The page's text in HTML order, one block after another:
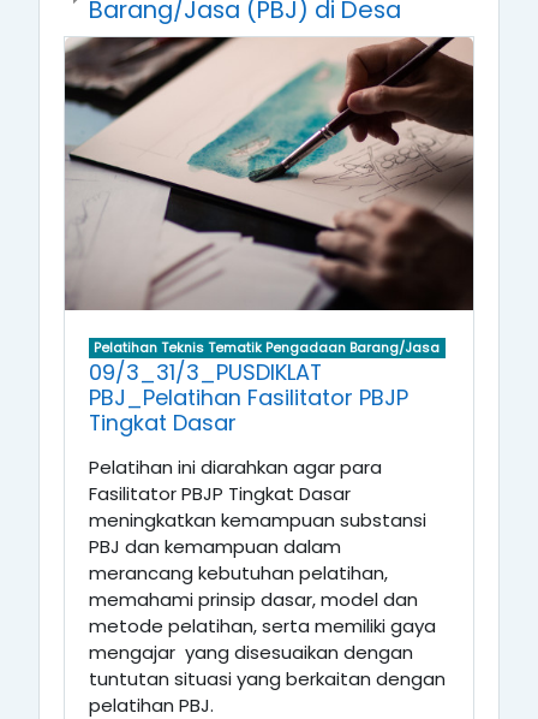
Barang/Jasa (PBJ) di Desa
Pelatihan Teknis Tematik Pengadaan Barang/Jasa
09/3_31/3_PUSDIKLAT
PBJ_Pelatihan Fasilitator PBJP
Tingkat Dasar
Pelatihan ini diarahkan agar para
Fasilitator PBJP Tingkat Dasar
meningkatkan kemampuan substansi
PBJ dan kemampuan dalam
merancang kebutuhan pelatihan,
memahami prinsip dasar, model dan
metode pelatihan, serta memiliki gaya
mengajar yang disesuaikan dengan
tuntutan situasiyang berkaitan dengan
pelatihan PBJ.